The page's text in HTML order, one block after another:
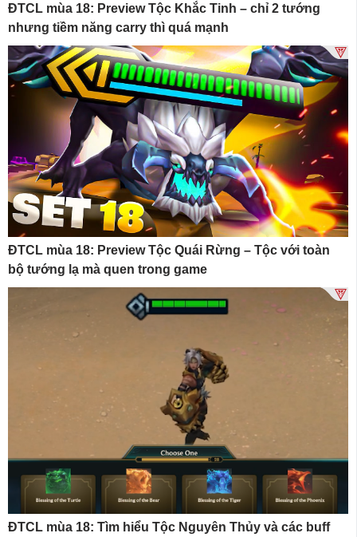
ĐTCL mùa 18: Preview Tộc Khắc Tinh – chỉ 2 tướng
nhưng tiềm năng carry thì quá mạnh
ĐTCL mùa 18: Preview Tộc Quái Rừng – Tộc với toàn
bộ tướng lạ mà quen trong game
ĐTCL mùa 18: Tìm hiểu Tộc Nguyên Thủy và các buff